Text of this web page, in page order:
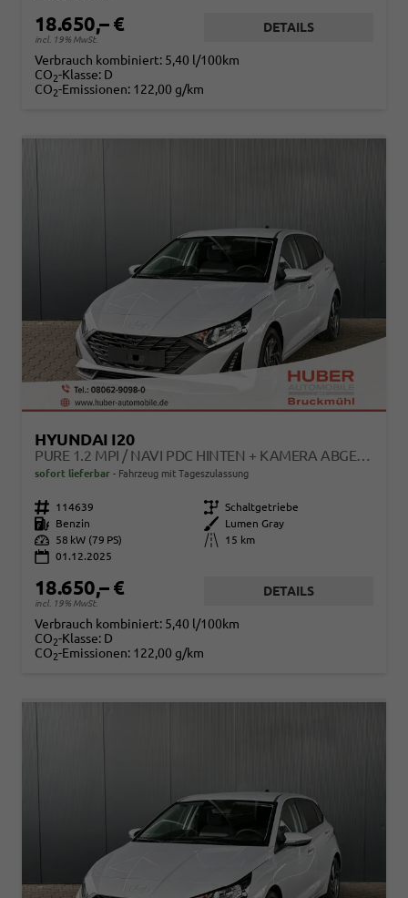
18.650,– €
incl. 19% MwSt.
DETAILS
Verbrauch kombiniert: 5,40 l/100km
CO2-Klasse: D
CO2-Emissionen: 122,00 g/km
HYUNDAI I20
PURE 1.2 MPI / NAVI PDC HINTEN + KAMERA ABGEDUNKELTE SCHEIBEN TEMPOMAT ALU 16"
sofort lieferbar Fahrzeug mit Tageszulassung
Fahrzeugnr. 114639 Getriebe Schaltgetriebe
Kraftstoff
Benzin Außenfarbe
Lumen Gray
Leistung
58 kW (79 PS) Kilometerstand
15 km
01.12.2025
18.650,– €
incl. 19% MwSt.
DETAILS
Verbrauch kombiniert: 5,40 l/100km
CO2-Klasse: D
CO2-Emissionen: 122,00 g/km